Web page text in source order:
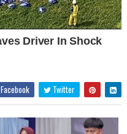
Facebook Twitter